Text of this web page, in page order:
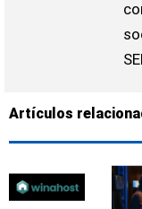
Artículos